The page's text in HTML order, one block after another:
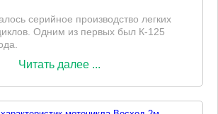
серийное производство легких
Одним из первых был К-125
Читать далее ...